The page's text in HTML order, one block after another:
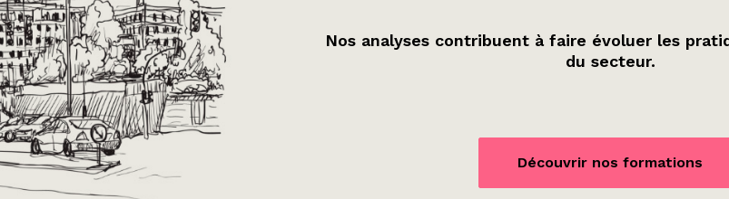
Nos analyses contribuent à faire évoluer les
du secteur.
Découvrir nos formations